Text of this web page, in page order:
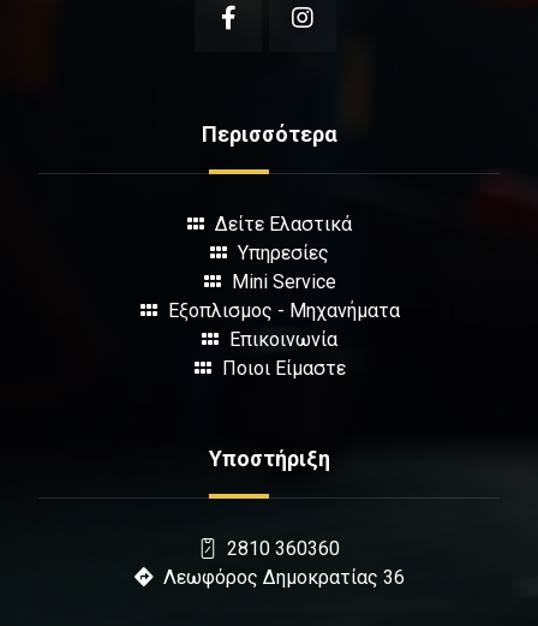
Περισσότερα
Δείτε Ελαστικά
Υπηρεσίες
Mini Service
Εξοπλισμος - Μηχανήματα
Επικοινωνία
Ποιοι Είμαστε
Υποστήριξη
2810 360360
Λεωφόρος Δημοκρατίας 36